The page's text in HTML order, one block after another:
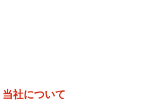
当社について